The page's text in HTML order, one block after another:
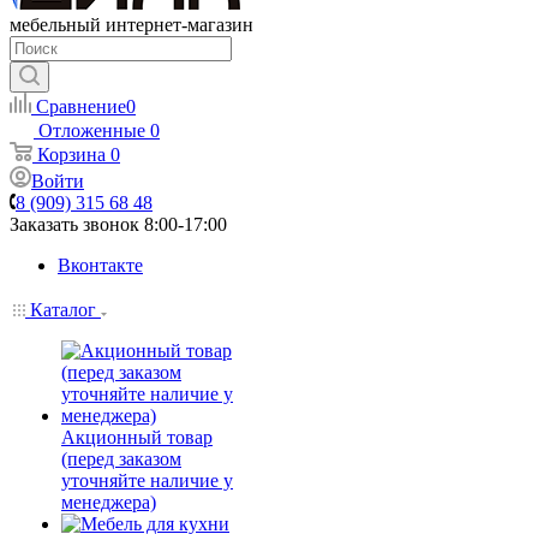
мебельный интернет-магазин
Сравнение0
Отложенные 0
Корзина 0
Войти
8 (909) 315 68 48
Заказать звонок 8:00-17:00
Вконтакте
Каталог
Акционный товар
(перед заказом
уточняйте наличие у
менеджера)